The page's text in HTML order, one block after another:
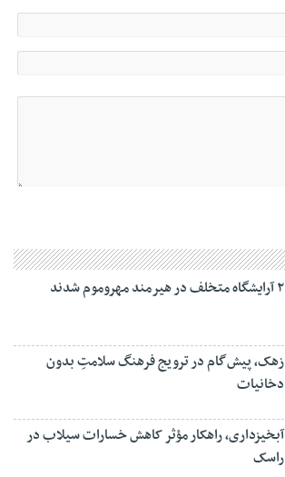
۲ آرایشگاه متخلف در هیرمند مهروموم شدند
زهک، پیش‌گام در ترویج فرهنگ سلامتِ بدون
دخانیات
آبخیزداری، راهکار مؤثر کاهش خسارات سیلاب در
راسک